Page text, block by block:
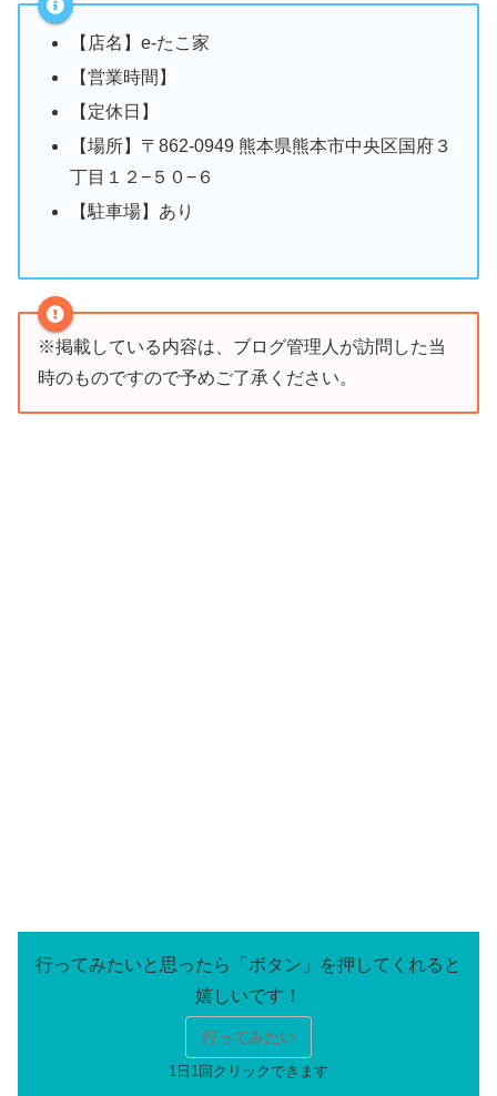
【店名】e-たこ家
【営業時間】
【定休日】
【場所】〒862-0949 熊本県熊本市中央区国府３
丁目１２−５０−６
【駐車場】あり
※掲載している内容は、ブログ管理人が訪問した当
時のものですので予めご了承ください。
行ってみたい